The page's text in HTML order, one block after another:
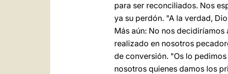
para ser reconciliados. Nos
ya su perdón. "A la verdad,
Más aún: No nos
realizado en nosotros
de conversión. "Os lo
nosotros quienes damos los